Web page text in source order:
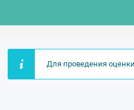
Для проведения